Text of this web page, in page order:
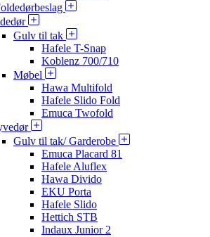
Gulv til tak
Hafele T-Snap
Koblenz 700/710
Møbel
Hawa Multifold
Hafele Slido Fold
Emuca Twofold
Gulv til tak/ Garderobe
Emuca Placard 81
Hafele Aluflex
Hawa Divido
EKU Porta
Hafele Slido
Hettich STB
Indaux Junior 2